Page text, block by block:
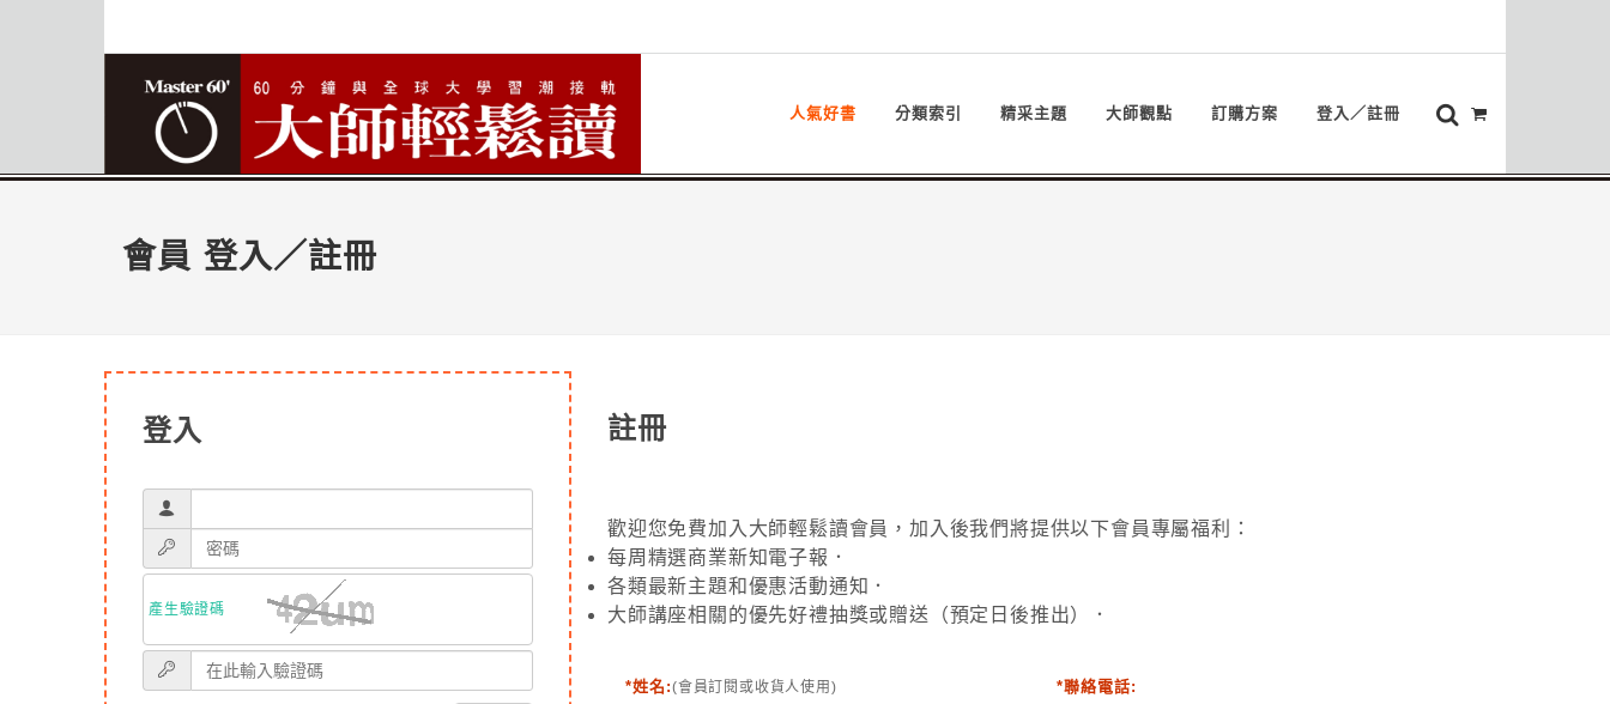
人氣好書 分類索引 精采主題 大師觀點 訂購方案 登入／註冊
會員 登入／註冊
登入
產生驗證碼
註冊
歡迎您免費加入大師輕鬆讀會員，加入後我們將提供以下會員專屬福利：
每周精選商業新知電子報．
各類最新主題和優惠活動通知．
大師講座相關的優先好禮抽獎或贈送（預定日後推出）．
*姓名:(會員訂閱或收貨人使用) *聯絡電話: